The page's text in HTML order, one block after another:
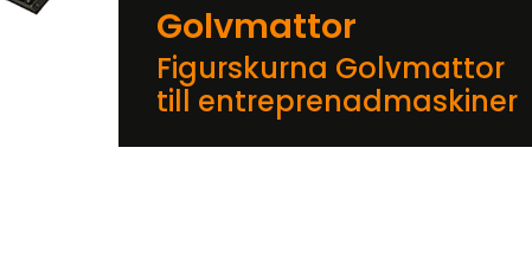
Golvmattor
Figurskurna Golvmattor
till entreprenadmaskiner